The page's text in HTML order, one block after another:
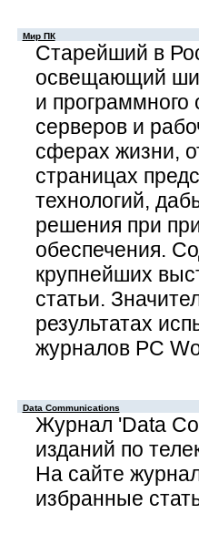
Мир ПК
Старейший в
освещающий
и
серверов и
сферах жизни,
страницах
технологий,
решения при
обеспечения.
крупнейших
статьи.
результатах
журналов PC
Data Communications
Журнал 'Data
изданий по
На сайте
избранные